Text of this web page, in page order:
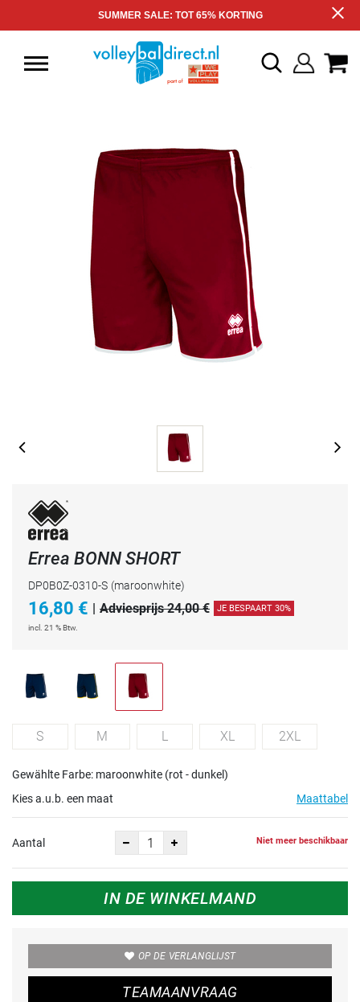
SUMMER SALE: TOT 65% KORTING
Errea BONN SHORT
DP0B0Z-0310-S (maroonwhite)
16,80 € | Adviesprijs 24,00 € JE BESPAART 30%
incl. 21 % Btw.
S M L XL 2XL
Gewählte Farbe: maroonwhite (rot - dunkel)
Kies a.u.b. een maat
Maattabel
Aantal Niet meer beschikbaar
IN DE WINKELMAND
OP DE VERLANGLIJST
TEAMAANVRAAG